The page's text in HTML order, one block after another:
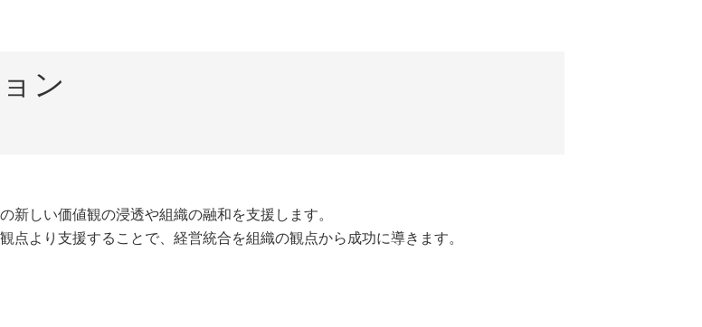
ン
新しい価値観の浸透や組織の融和を支援します。
点より支援することで、経営統合を組織の観点から成功に導きます。